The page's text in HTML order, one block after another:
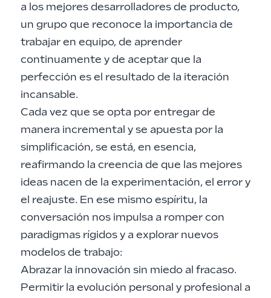
a los mejores desarrolladores de producto,
un grupo que reconoce la importancia de
trabajar en equipo, de aprender
continuamente y de aceptar que la
perfección es el resultado de la iteración
incansable.
Cada vez que se opta por entregar de
manera incremental y se apuesta por la
simplificación, se está, en esencia,
reafirmando la creencia de que las mejores
ideas nacen de la experimentación, el error y
el reajuste. En ese mismo espíritu, la
conversación nos impulsa a romper con
paradigmas rígidos y a explorar nuevos
modelos de trabajo:
Abrazar la innovación sin miedo al fracaso.
Permitir la evolución personal y profesional a